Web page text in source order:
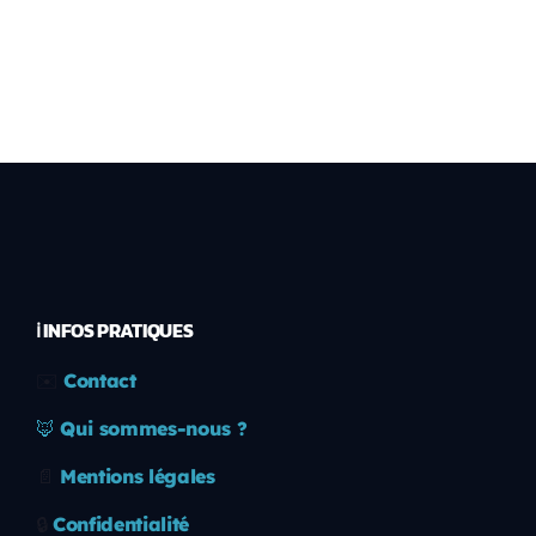
ℹ️ INFOS PRATIQUES
Contact
🦊 Qui sommes-nous ?
Mentions légales
Confidentialité